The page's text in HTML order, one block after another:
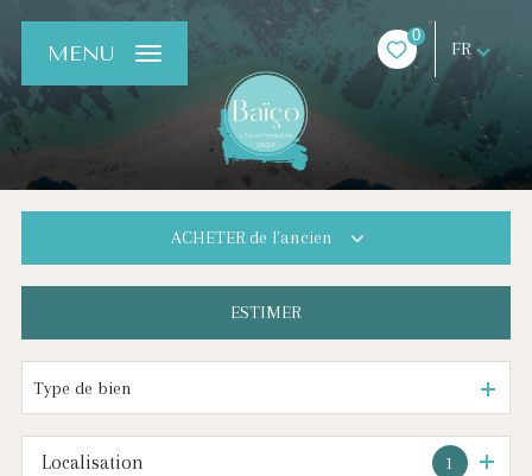
0
FR
MENU
ACHETERde l'ancien
De l'immo pro
ESTIMER
Type de bien
1
Localisation